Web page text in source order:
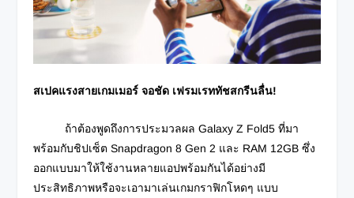
สเปคแรงสายเกมเมอร์ จอชัด เฟรมเรททัชสกรีนลื่น!
ถ้าต้องพูดถึงการประมวลผล Galaxy Z Fold5 ที่มา
พร้อมกับชิปเซ็ต Snapdragon 8 Gen 2 และ RAM 12GB ซึ่ง
ออกแบบมาให้ใช้งานหลายแอปพร้อมกันได้อย่างมี
ประสิทธิภาพหรือจะเอามาเล่นเกมกราฟิกโหดๆ แบบ